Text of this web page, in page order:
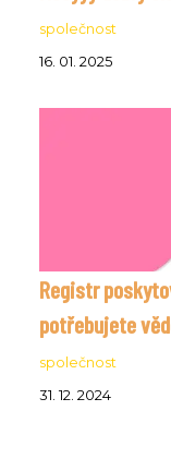
společnost
16. 01. 2025
Registr
potřebujete
společnost
31. 12. 2024